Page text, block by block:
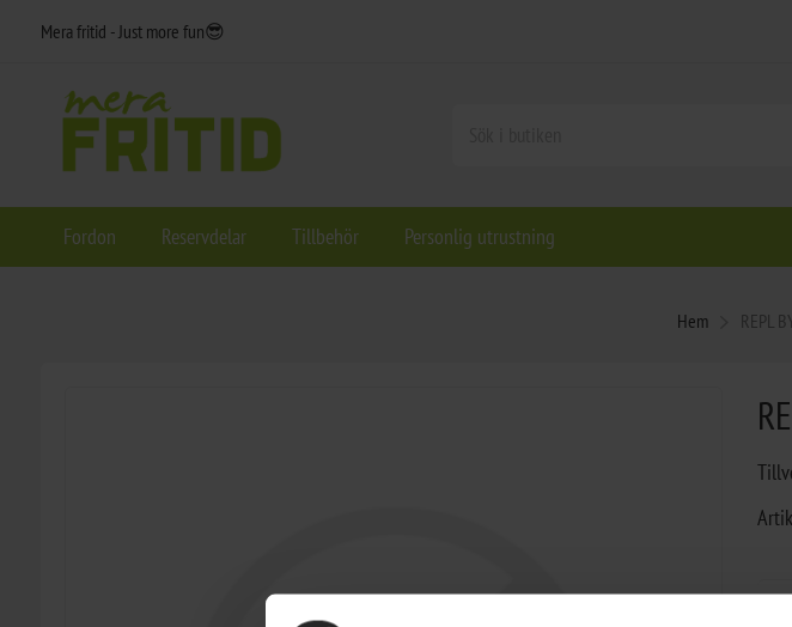
Mera fritid - Just more fun😎
Fordon Reservdelar Tillbehör Personlig utrustning
Hem REPL